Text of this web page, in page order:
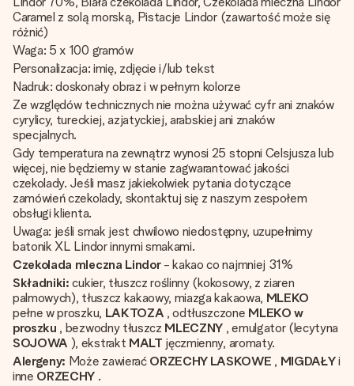
Caramel z solą morską, Pistacje Lindor (zawartość może się
różnić)
Waga: 5 x 100 gramów
Personalizacja: imię, zdjęcie i/lub tekst
Nadruk: doskonały obraz i w pełnym kolorze
Ze względów technicznych nie można używać cyfr ani znaków
cyrylicy, tureckiej, azjatyckiej, arabskiej ani znaków
specjalnych.
Gdy temperatura na zewnątrz wynosi 25 stopni Celsjusza lub
więcej, nie będziemy w stanie zagwarantować jakości
czekolady. Jeśli masz jakiekolwiek pytania dotyczące
zamówień czekolady, skontaktuj się z naszym zespołem
obsługi klienta.
Uwaga: jeśli smak jest chwilowo niedostępny, uzupełnimy
batonik XL Lindor innymi smakami.
Czekolada mleczna Lindor- kakao co najmniej 31%
Składniki: cukier, tłuszcz roślinny (kokosowy, z ziaren
palmowych), tłuszcz kakaowy, miazga kakaowa, MLEKO
pełne w proszku, LAKTOZA , odtłuszczone MLEKO w
proszku , bezwodny tłuszcz MLECZNY , emulgator (lecytyna
SOJOWA ), ekstrakt MALT jęczmienny, aromaty.
Alergeny: Może zawierać ORZECHY LASKOWE , MIGDAŁYi
inne ORZECHY .